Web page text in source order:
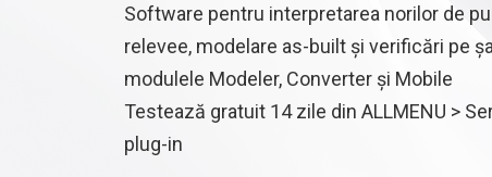
Software pentru interpretarea norilor de
relevee, modelare as-built și verificări pe
modulele Modeler, Converter și Mobile
Testează gratuit 14 zile din ALLMENU >
plug-in